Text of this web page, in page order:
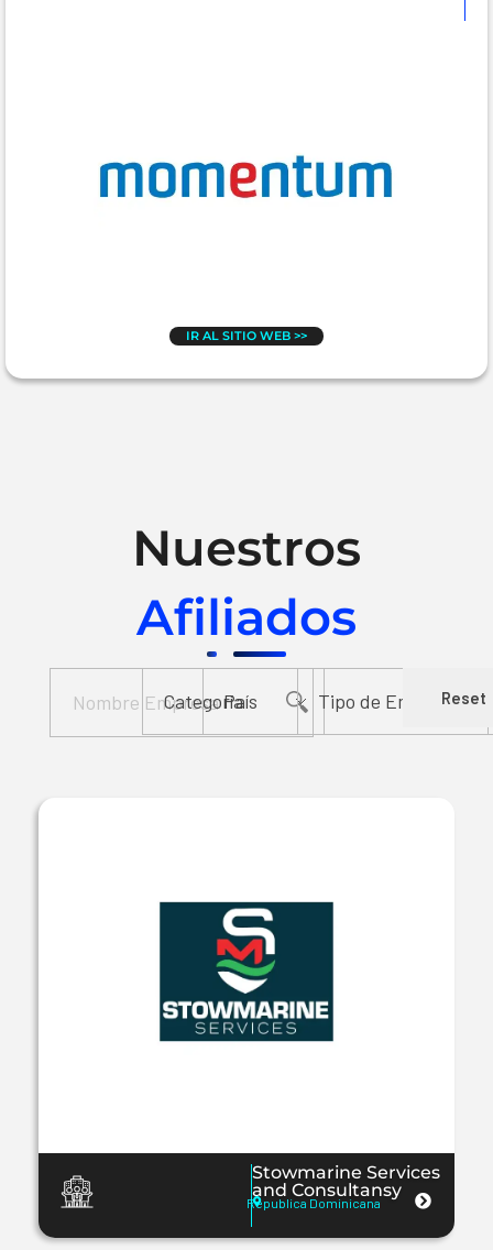
IR AL SITIO WEB >>
Nuestros
Afiliados
Reset
Stowmarine Services
and Consultansy
Republica Dominicana